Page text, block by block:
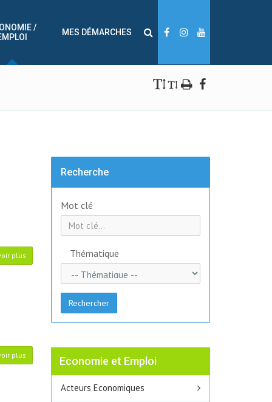
/
MES DÉMARCHES
plus
plus
Recherche
Mot clé
Thématique
Rechercher
Economie et Emploi
Acteurs Economiques